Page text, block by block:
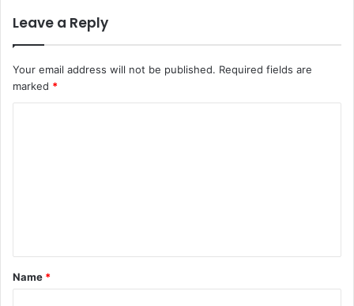
Leave a Reply
Your email address will not be published. Required fields are
marked *
Name *